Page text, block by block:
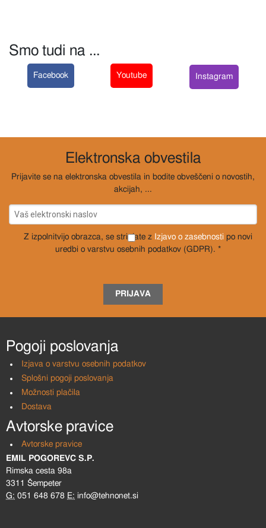
Smo tudi na ...
Facebook Youtube Instagram
Elektronska obvestila
Prijavite se na elektronska obvestila in bodite obveščeni o novostih,
akcijah, ...
Z izpolnitvijo obrazca, se strinjate z Izjavo o zasebnosti po novi
uredbi o varstvu osebnih podatkov (GDPR). *
PRIJAVA
Pogoji poslovanja
Izjava o varstvu osebnih podatkov
Splošni pogoji poslovanja
Možnosti plačila
Dostava
Avtorske pravice
Avtorske pravice
EMIL POGOREVC S.P.
Rimska cesta 98a
3311 Šempeter
G: 051 648 678 E: info@tehnonet.si